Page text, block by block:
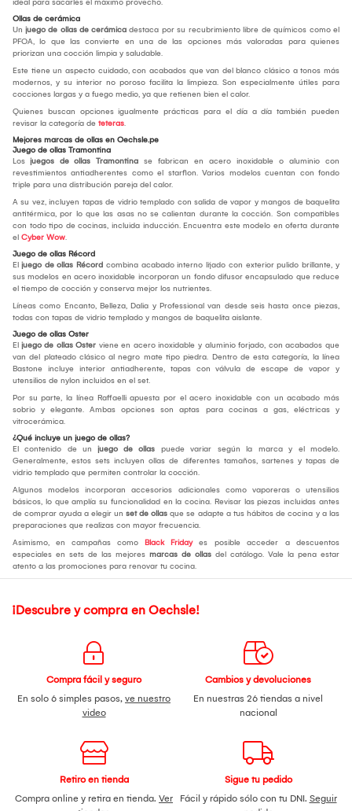
ideal para sacarles el máximo provecho.
Ollas de cerámica
Un juego de ollas de cerámica destaca por su recubrimiento libre de químicos como el
PFOA, lo que las convierte en una de las opciones más valoradas para quienes
priorizan una cocción limpia y saludable.
Este tiene un aspecto cuidado, con acabados que van del blanco clásico a tonos más
modernos, y su interior no poroso facilita la limpieza. Son especialmente útiles para
cocciones largas y a fuego medio, ya que retienen bien el calor.
Quienes buscan opciones igualmente prácticas para el día a día también pueden
revisar la categoría de teteras.
Mejores marcas de ollas en Oechsle.pe
Juego de ollas Tramontina
Los juegos de ollas Tramontina se fabrican en acero inoxidable o aluminio con
revestimientos antiadherentes como el starflon. Varios modelos cuentan con fondo
triple para una distribución pareja del calor.
A su vez, incluyen tapas de vidrio templado con salida de vapor y mangos de baquelita
antitérmica, por lo que las asas no se calientan durante la cocción. Son compatibles
con todo tipo de cocinas, incluida inducción. Encuentra este modelo en oferta durante
el Cyber Wow.
Juego de ollas Récord
El juego de ollas Récord combina acabado interno lijado con exterior pulido brillante, y
sus modelos en acero inoxidable incorporan un fondo difusor encapsulado que reduce
el tiempo de cocción y conserva mejor los nutrientes.
Líneas como Encanto, Belleza, Dalia y Professional van desde seis hasta once piezas,
todas con tapas de vidrio templado y mangos de baquelita aislante.
Juego de ollas Oster
El juego de ollas Oster viene en acero inoxidable y aluminio forjado, con acabados que
van del plateado clásico al negro mate tipo piedra. Dentro de esta categoría, la línea
Bastone incluye interior antiadherente, tapas con válvula de escape de vapor y
utensilios de nylon incluidos en el set.
Por su parte, la línea Raffaelli apuesta por el acero inoxidable con un acabado más
sobrio y elegante. Ambas opciones son aptas para cocinas a gas, eléctricas y
vitrocerámica.
¿Qué incluye un juego de ollas?
El contenido de un juego de ollas puede variar según la marca y el modelo.
Generalmente, estos sets incluyen ollas de diferentes tamaños, sartenes y tapas de
vidrio templado que permiten controlar la cocción.
Algunos modelos incorporan accesorios adicionales como vaporeras o utensilios
básicos, lo que amplía su funcionalidad en la cocina. Revisar las piezas incluidas antes
de comprar ayuda a elegir un set de ollas que se adapte a tus hábitos de cocina y a las
preparaciones que realizas con mayor frecuencia.
Asimismo, en campañas como Black Fridayes posible acceder a descuentos
especiales en sets de las mejores marcas de ollas del catálogo. Vale la pena estar
atento a las promociones para renovar tu cocina.
¡Descubre y compra en Oechsle!
Compra fácil y seguro
En solo 6 simples pasos, ve nuestro
video
Cambios y devoluciones
En nuestras 26 tiendas a nivel
nacional
Retiro en tienda
Compra online y retira en tienda. Ver
Sigue tu pedido
Fácil y rápido sólo con tu DNI. Seguir